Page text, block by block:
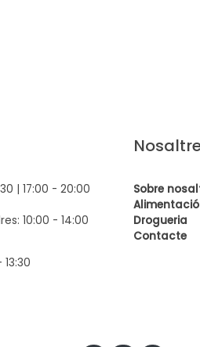
| 17:00 - 20:00
10:00 - 14:00
Sobre
Alimentació
Drogueria
Contacte